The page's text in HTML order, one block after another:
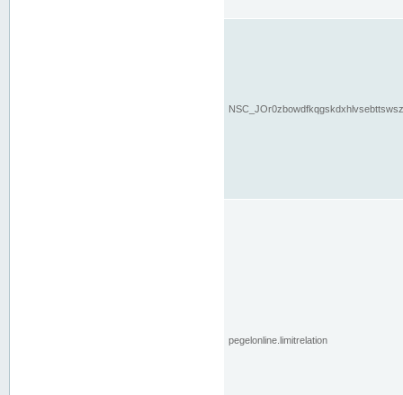
pegelonline.limitrelation